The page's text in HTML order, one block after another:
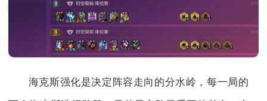
海克斯强化是决定阵容走向的分水岭，每一局的